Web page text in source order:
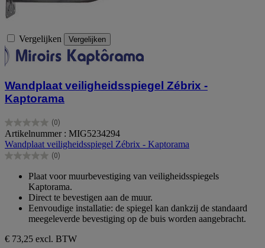
Vergelijken Vergelijken
Wandplaat veiligheidsspiegel Zébrix -
Kaptorama
(0)
0.0
van
de
5
Artikelnummer : MIG5234294
Wandplaat veiligheidsspiegel Zébrix - Kaptorama
(0)
0.0
sterren.
Plaat voor muurbevestiging van veiligheidsspiegels
Kaptorama.
Direct te bevestigen aan de muur.
Eenvoudige installatie: de spiegel kan dankzij de standaard
meegeleverde bevestiging op de buis worden aangebracht.
€ 73,25 excl. BTW